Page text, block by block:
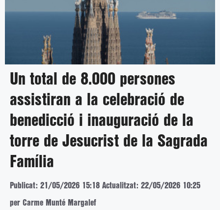
Un total de 8.000 persones
assistiran a la celebració de
benedicció i inauguració de la
torre de Jesucrist de la Sagrada
Família
Publicat: 21/05/2026 15:18 Actualitzat: 22/05/2026 10:25
per Carme Munté Margalef